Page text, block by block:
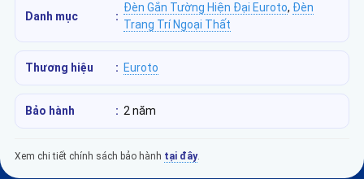
Danh mục :
Đèn Gắn Tường Hiện Đại Euroto, Đèn
Trang Trí Ngoại Thất
Thương hiệu : Euroto
Bảo hành : 2 năm
Xem chi tiết chính sách bảo hành tại đây.